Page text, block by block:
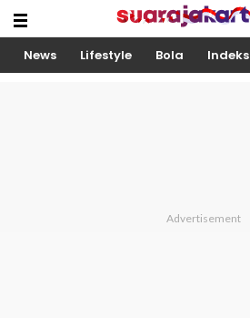
News Lifestyle Bola Indeks